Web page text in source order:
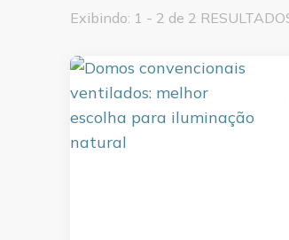
Exibindo: 1 - 2 de 2